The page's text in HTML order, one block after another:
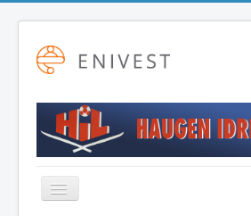
Toggle
Navigation